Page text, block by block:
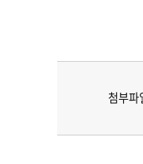
첨부파